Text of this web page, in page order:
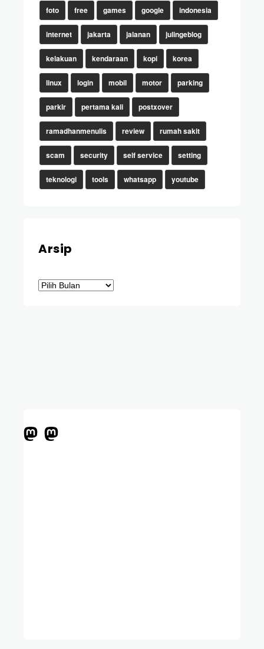
foto free games google indonesia
internet jakarta jalanan julingeblog
kelakuan kendaraan kopi korea
linux login mobil motor parking
parkir pertama kali postxover
ramadhanmenulis review rumah sakit
scam security self service setting
teknologi tools whatsapp youtube
Arsip
Arsip